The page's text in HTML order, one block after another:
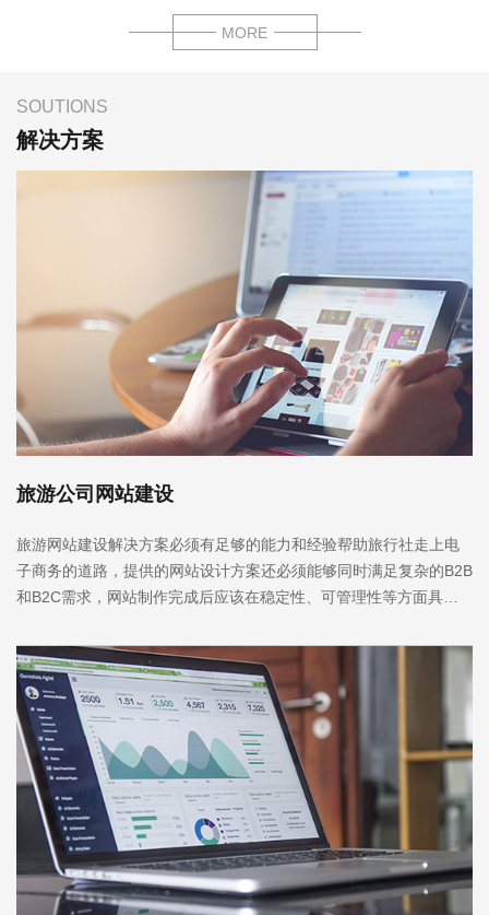
MORE
SOUTIONS
解决方案
旅游公司网站建设
旅游网站建设解决方案必须有足够的能力和经验帮助旅行社走上电
子商务的道路，提供的网站设计方案还必须能够同时满足复杂的B2B
和B2C需求，网站制作完成后应该在稳定性、可管理性等方面具有